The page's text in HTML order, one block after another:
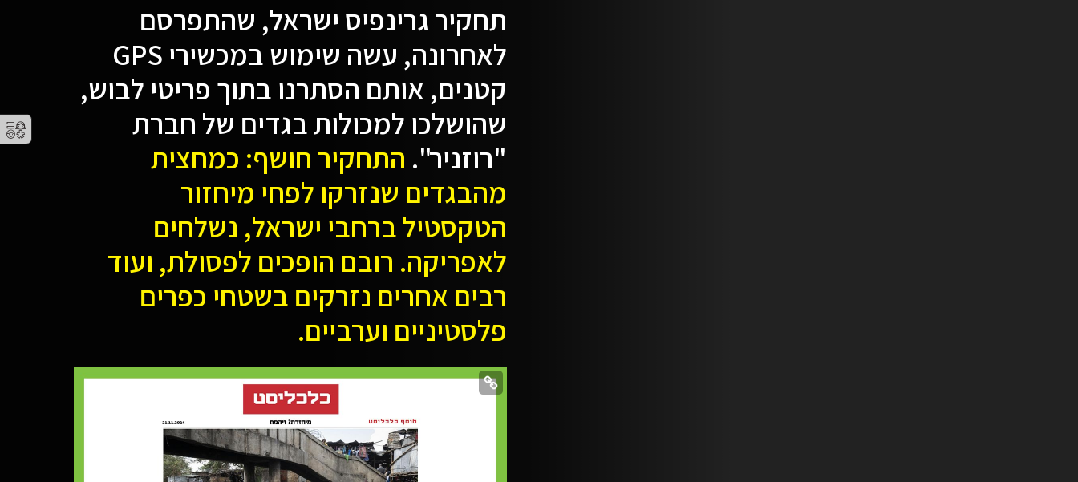
תחקיר גרינפיס ישראל, שהתפרסם
לאחרונה, עשה שימוש במכשירי GPS
קטנים, אותם הסתרנו בתוך פריטי לבוש,
שהושלכו למכולות בגדים של חברת
"רוזניר". התחקיר חושף: כמחצית
מהבגדים שנזרקו לפחי מיחזור
הטקסטיל ברחבי ישראל, נשלחים
לאפריקה. רובם הופכים לפסולת, ועוד
רבים אחרים נזרקים בשטחי כפרים
פלסטיניים וערביים.
⚥︎